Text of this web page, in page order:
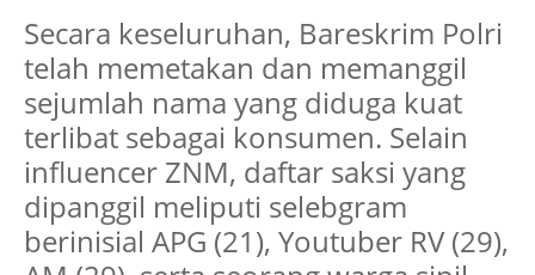
Secara keseluruhan, Bareskrim Polri
telah memetakan dan memanggil
sejumlah nama yang diduga kuat
terlibat sebagai konsumen. Selain
influencer ZNM, daftar saksi yang
dipanggil meliputi selebgram
berinisial APG (21), Youtuber RV (29),